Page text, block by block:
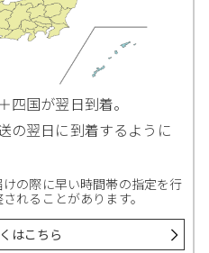
四国が翌日到着。
の翌日に到着するように
の際に早い時間帯の指定を行
れることがあります。
はこちら